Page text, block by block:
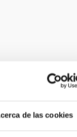
de las cookies
de ExGal-